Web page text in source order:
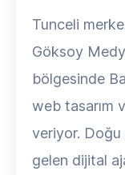
Tunceli
Göksoy
bölgesinde
web tasarım
veriyor.
gelen dijital